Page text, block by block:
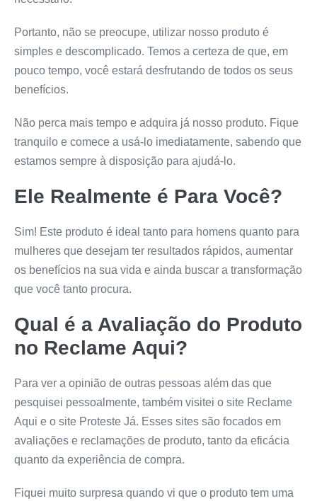
Portanto, não se preocupe, utilizar nosso produto é
simples e descomplicado. Temos a certeza de que, em
pouco tempo, você estará desfrutando de todos os seus
benefícios.
Não perca mais tempo e adquira já nosso produto. Fique
tranquilo e comece a usá-lo imediatamente, sabendo que
estamos sempre à disposição para ajudá-lo.
Ele Realmente é Para Você?
Sim! Este produto é ideal tanto para homens quanto para
mulheres que desejam ter resultados rápidos, aumentar
os benefícios na sua vida e ainda buscar a transformação
que você tanto procura.
Qual é a Avaliação do Produto
no Reclame Aqui?
Para ver a opinião de outras pessoas além das que
pesquisei pessoalmente, também visitei o site Reclame
Aqui e o site Proteste Já. Esses sites são focados em
avaliações e reclamações de produto, tanto da eficácia
quanto da experiência de compra.
Fiquei muito surpresa quando vi que o produto tem uma